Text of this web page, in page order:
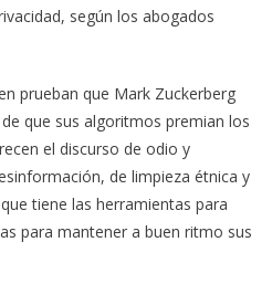
según los abogados
prueban que Mark Zuckerberg
que sus algoritmos premian los
el discurso de odio y
de limpieza étnica y
tiene las herramientas para
para mantener a buen ritmo sus